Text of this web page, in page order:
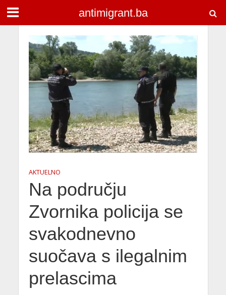
antimigrant.ba
AKTUELNO
Na području
Zvornika policija se
svakodnevno
suočava s ilegalnim
prelascima